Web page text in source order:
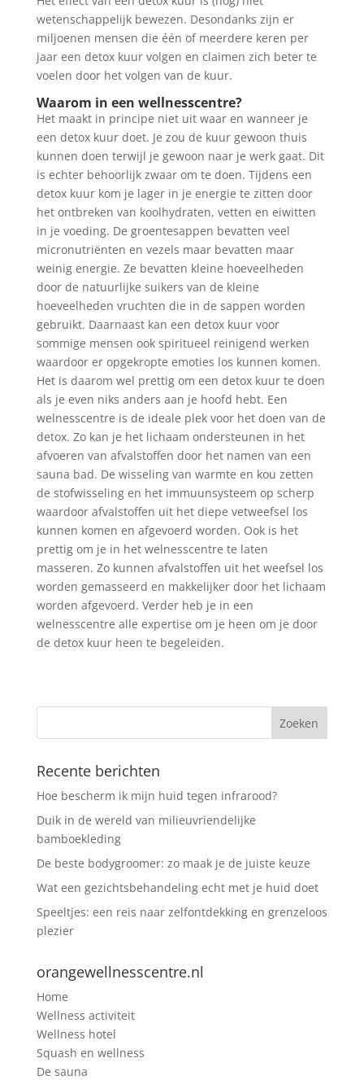
wetenschappelijk bewezen. Desondanks zijn er
miljoenen mensen die één of meerdere keren per
jaar een detox kuur volgen en claimen zich beter te
voelen door het volgen van de kuur.
Waarom in een wellnesscentre?
Het maakt in principe niet uit waar en wanneer je
een detox kuur doet. Je zou de kuur gewoon thuis
kunnen doen terwijl je gewoon naar je werk gaat. Dit
is echter behoorlijk zwaar om te doen. Tijdens een
detox kuur kom je lager in je energie te zitten door
het ontbreken van koolhydraten, vetten en eiwitten
in je voeding. De groentesappen bevatten veel
micronutriënten en vezels maar bevatten maar
weinig energie. Ze bevatten kleine hoeveelheden
door de natuurlijke suikers van de kleine
hoeveelheden vruchten die in de sappen worden
gebruikt. Daarnaast kan een detox kuur voor
sommige mensen ook spiritueel reinigend werken
waardoor er opgekropte emoties los kunnen komen.
Het is daarom wel prettig om een detox kuur te doen
als je even niks anders aan je hoofd hebt. Een
welnesscentre is de ideale plek voor het doen van de
detox. Zo kan je het lichaam ondersteunen in het
afvoeren van afvalstoffen door het namen van een
sauna bad. De wisseling van warmte en kou zetten
de stofwisseling en het immuunsysteem op scherp
waardoor afvalstoffen uit het diepe vetweefsel los
kunnen komen en afgevoerd worden. Ook is het
prettig om je in het welnesscentre te laten
masseren. Zo kunnen afvalstoffen uit het weefsel los
worden gemasseerd en makkelijker door het lichaam
worden afgevoerd. Verder heb je in een
welnesscentre alle expertise om je heen om je door
de detox kuur heen te begeleiden.
Recente berichten
Hoe bescherm ik mijn huid tegen infrarood?
Duik in de wereld van milieuvriendelijke
bamboekleding
De beste bodygroomer: zo maak je de juiste keuze
Wat een gezichtsbehandeling echt met je huid doet
Speeltjes: een reis naar zelfontdekking en grenzeloos
plezier
orangewellnesscentre.nl
Home
Wellness activiteit
Wellness hotel
Squash en wellness
De sauna